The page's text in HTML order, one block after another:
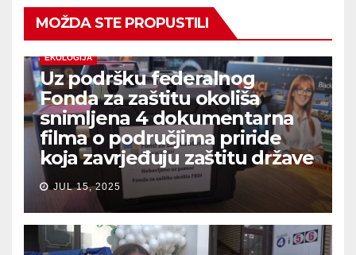
MOŽDA STE PROPUSTILI
EKOLOGIJA
Uz podršku federalnog
Fonda za zaštitu okoliša
snimljena 4 dokumentarna
filma o područjima priride
koja zavrjeđuju zaštitu države
JUL 15, 2025